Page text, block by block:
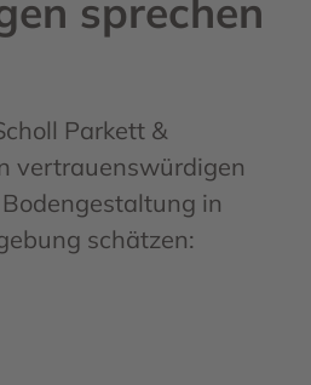
sprechen
Parkett &
vertrauenswürdigen
in
schätzen: